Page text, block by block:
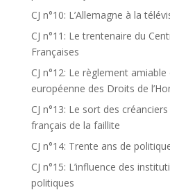
CJ n°10: L’Allemagne à la
CJ n°11: Le trentenaire du
Françaises
CJ n°12: Le règlement
européenne des Droits de
CJ n°13: Le sort des
français de la faillite
CJ n°14: Trente ans de
CJ n°15: L’influence des
politiques